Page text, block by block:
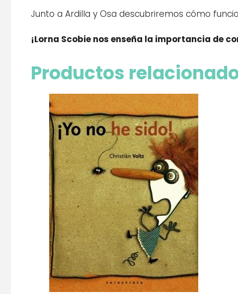
Junto a Ardilla y Osa descubriremos cómo
¡Lorna Scobie nos enseña la importancia de
Productos